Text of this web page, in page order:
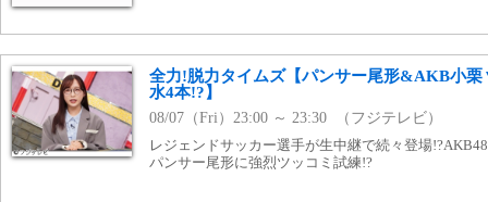
全力!脱力タイムズ【パンサー尾形&AKB小
水4本!?】
08/07（Fri）23:00 ～ 23:30 （フジテレビ）
レジェンドサッカー選手が生中継で続々登場
パンサー尾形に強烈ツッコミ試練!?